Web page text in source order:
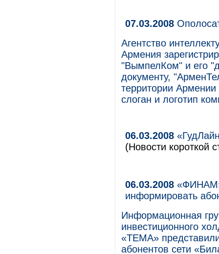
07.03.2008
Агентство
Армения
"ВымпелКом" и его
документу,
территории
слоган и логотип
06.03.2008
(Новости короткой
06.03.2008
информировать
Информационная
инвестиционного
«ТЕМА»
абонентов сети